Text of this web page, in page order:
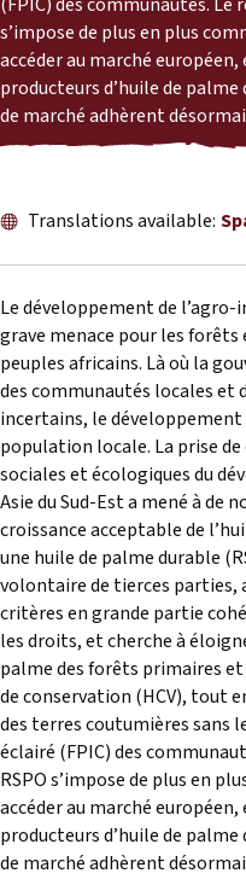
Declarations
Annual Reports
s’impose de plus en plus
accéder au marché
producteurs d’huile de palme
de marché adhèrent
Translations available:
Le développement de l’agro-
grave menace pour les forêts
peuples africains. Là où la
des communautés locales et
incertains, le développement
population locale. La prise
sociales et écologiques du
Asie du Sud-Est a mené à de
croissance acceptable de
une huile de palme durable
volontaire de tierces parties,
critères en grande partie
les droits, et cherche à
palme des forêts primaires et
de conservation (HCV), tout
des terres coutumières sans
éclairé (FPIC) des
RSPO s’impose de plus en
accéder au marché
producteurs d’huile de palme
de marché adhèrent